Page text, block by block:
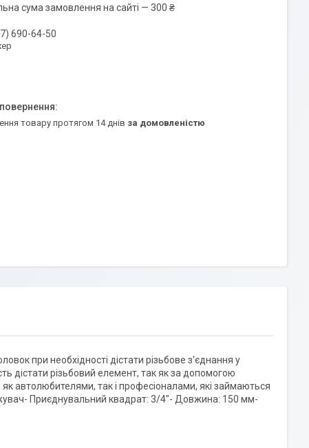
сума замовлення на сайті — 300 ₴
690-64-50
товару протягом 14 днів за домовленістю
при необхідності дістати різьбове з'єднання у
дістати різьбовий елемент, так як за допомогою
автолюбителями, так і професіоналами, які займаються
Приєднувальний квадрат: 3/4"- Довжина: 150 мм-